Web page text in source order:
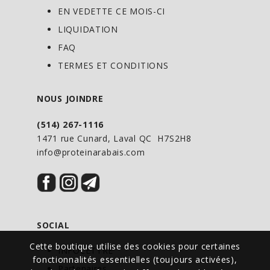
Cette boutique utilise des cookies pour certaines
fonctionnalités essentielles (toujours activées),
bioflavonoïdes; ces substances ont une
importante action antioxydante et
peuvent neutraliser les radicaux libres
qui endommagent les cellules et
plus de soutenir le travavil du système
Notre extrait de pépin de pamplemousse
a un gout amer et en fait un bon
supplément pour la digestion.
DIRECTIVES D’UTILISATION
Bien agiter. Adultes : Mélanger 12–
15 gouttes dans un verre d’eau ou de jus,
EN VEDETTE CE MOIS-CI
LIQUIDATION
FAQ
TERMES ET CONDITIONS
NOUS JOINDRE
(514) 267-1116
1471 rue Cunard, Laval QC H7S2H8
info@proteinarabais.com
SOCIAL
INFOLETTRE